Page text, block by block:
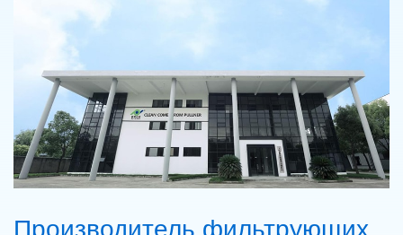
Производитель фильтрующих